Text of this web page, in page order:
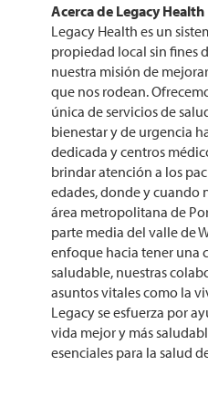
Acerca de Legacy Health
Legacy Health es un
propiedad local sin fines
nuestra misión de
que nos rodean.
única de servicios de
bienestar y de urgencia
dedicada y centros
brindar atención a los
edades, donde y cuando
área metropolitana de
parte media del valle de
enfoque hacia tener una
saludable, nuestras
asuntos vitales como la
Legacy se esfuerza por
vida mejor y más
esenciales para la salud